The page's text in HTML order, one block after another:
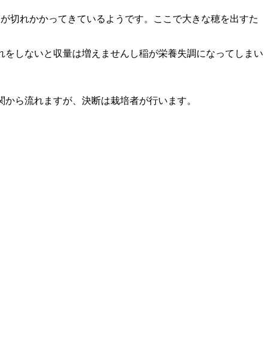
切れかかってきているようです。ここで大きな穂を出すた
しないと収量は増えませんし稲が栄養失調になってしまい
ら流れますが、決断は栽培者が行います。